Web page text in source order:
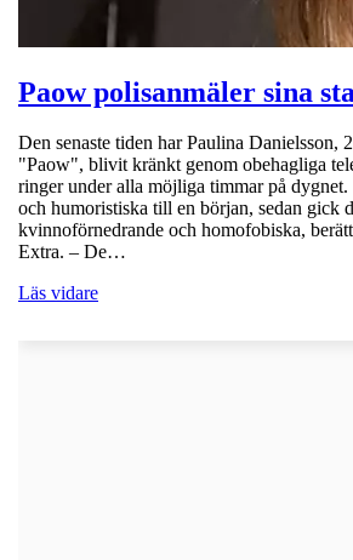
Paow polisanmäler sina
Den senaste tiden har Paulina Danielsson,
"Paow", blivit kränkt genom obehagliga
ringer under alla möjliga timmar på dygnet.
och humoristiska till en början, sedan gick
kvinnoförnedrande och homofobiska,
Extra. – De…
Läs vidare